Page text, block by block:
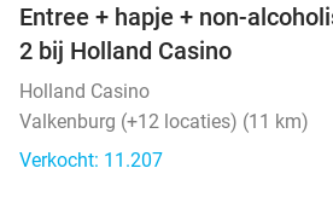
Entree + hapje + non-
2 bij Holland Casino
Holland Casino
Valkenburg (+12 locaties) (11 km)
Verkocht: 11.207